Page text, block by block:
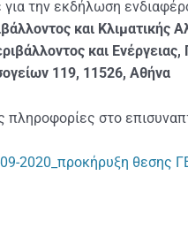
την εκδήλωση
και
και
119, 11526, Αθήνα
πληροφορίες στο
2020_προκήρυξη θεσης